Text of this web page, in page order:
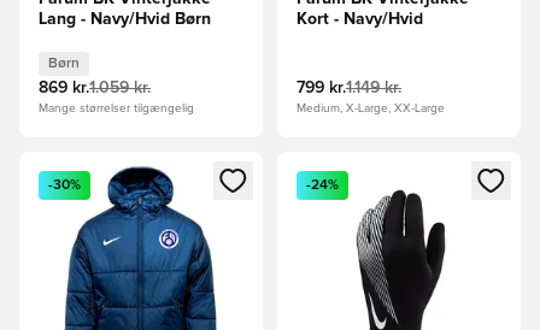
Lang - Navy/Hvid Børn
Børn
869 kr.1.059 kr.
Mange størrelser tilgængelig
Kort - Navy/Hvid
799 kr.1.149 kr.
Medium, X-Large, XX-Large
Åbner en Modal til at logge ind eller tilmelde dig som
-30%
Åbner en Modal til at logge
-24%